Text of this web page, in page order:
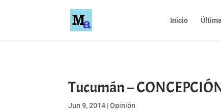
Inicio
Tucumán –
Jun 9, 2014 |Opinión